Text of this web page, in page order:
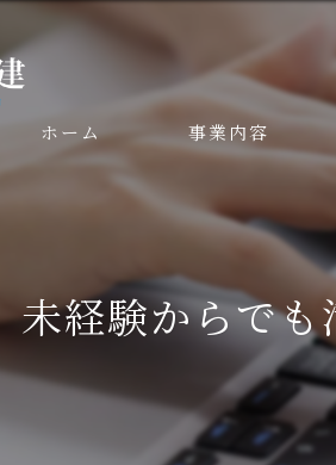
ホーム 事業内容
未経験からでも